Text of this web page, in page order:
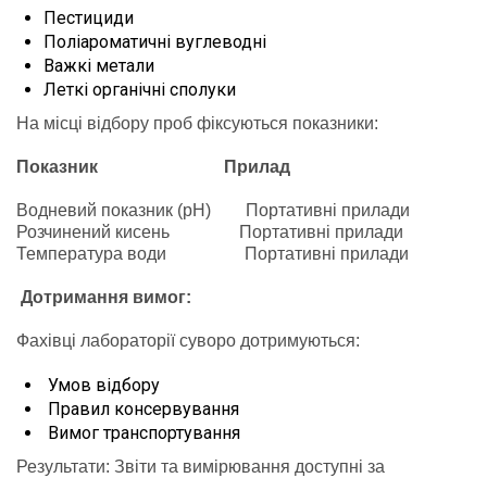
Пестициди
Поліароматичні вуглеводні
Важкі метали
Леткі органічні сполуки
На місці відбору проб фіксуються показники:
Показник Прилад
Водневий показник (pH) Портативні прилади
Розчинений кисень Портативні прилади
Температура води Портативні прилади
Дотримання вимог:
Фахівці лабораторії суворо дотримуються:
Умов відбору
Правил консервування
Вимог транспортування
Результати: Звіти та вимірювання доступні за